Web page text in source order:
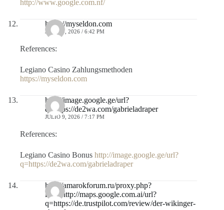
http://www.google.com.nf/
https://myseldon.com
JULIO 9, 2026 / 6:42 PM
References:
Legiano Casino Zahlungsmethoden
https://myseldon.com
http://image.google.ge/url?
q=https://de2wa.com/gabrieladraper
JULIO 9, 2026 / 7:17 PM
References:
Legiano Casino Bonus http://image.google.ge/url?
q=https://de2wa.com/gabrieladraper
http://amarokforum.ru/proxy.php?
link=http://maps.google.com.ai/url?
q=https://de.trustpilot.com/review/der-wikinger-